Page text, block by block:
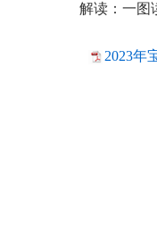
解读：一图
2023年